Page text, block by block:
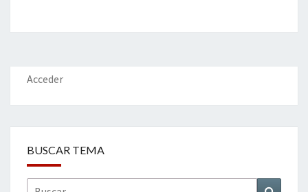
o
o
k
er dI
n
l
p
ar
Acceder
BUSCAR TEMA
Buscar